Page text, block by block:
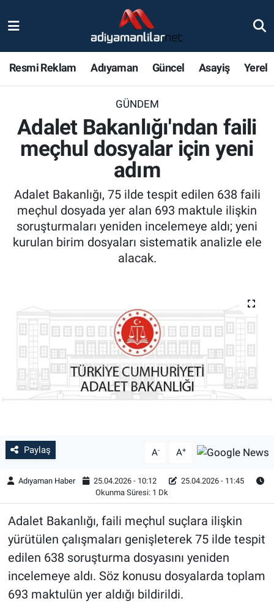
Resmi Reklam Adıyaman Güncel Asayiş Yerel
GÜNDEM
Adalet Bakanlığı'ndan faili
meçhul dosyalar için yeni
adım
Adalet Bakanlığı, 75 ilde tespit edilen 638 faili
meçhul dosyada yer alan 693 maktule ilişkin
soruşturmaları yeniden incelemeye aldı; yeni
kurulan birim dosyaları sistematik analizle ele
alacak.
Paylaş A- A+
Adıyaman Haber 25.04.2026 - 10:12
25.04.2026 - 11:45
Okunma Süresi: 1 Dk
Adalet Bakanlığı, faili meçhul suçlara ilişkin
yürütülen çalışmaları genişleterek 75 ilde tespit
edilen 638 soruşturma dosyasını yeniden
incelemeye aldı. Söz konusu dosyalarda toplam
693 maktulün yer aldığı bildirildi.
Magazin
Gündem
Asayiş
Kültür Sanat
Eğitim
Ekonomi
Çevre
BİLİM VE TEKNOLOJİ
Şambayat Haber
Nöbetçi Eczaneler
Adiyaman Namaz Vakitleri
Trafik Durumu
Süper Lig Puan Durumu ve Fikstür
Tüm Manşetler
Son Dakika Haberleri